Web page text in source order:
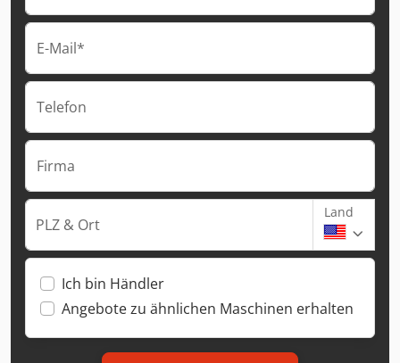
E-Mail*
Telefon
Firma
PLZ & Ort
Land
Ich bin Händler
Angebote zu ähnlichen Maschinen erhalten